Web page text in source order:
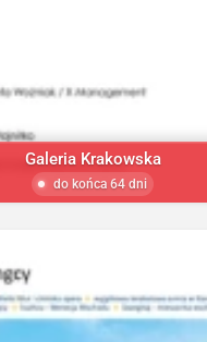
Galeria Krakowska
do końca 64 dni